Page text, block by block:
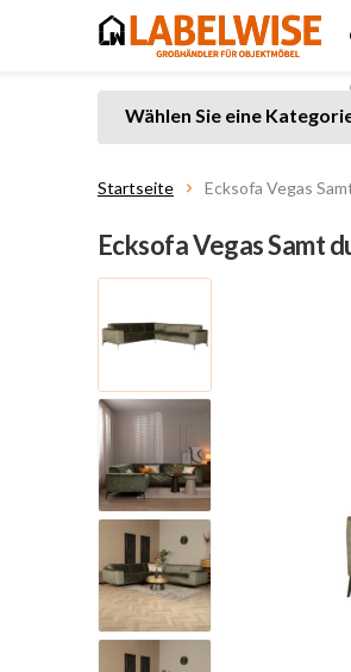
Wählen Sie eine
Startseite Ecksofa Vegas
Ecksofa Vegas Samt